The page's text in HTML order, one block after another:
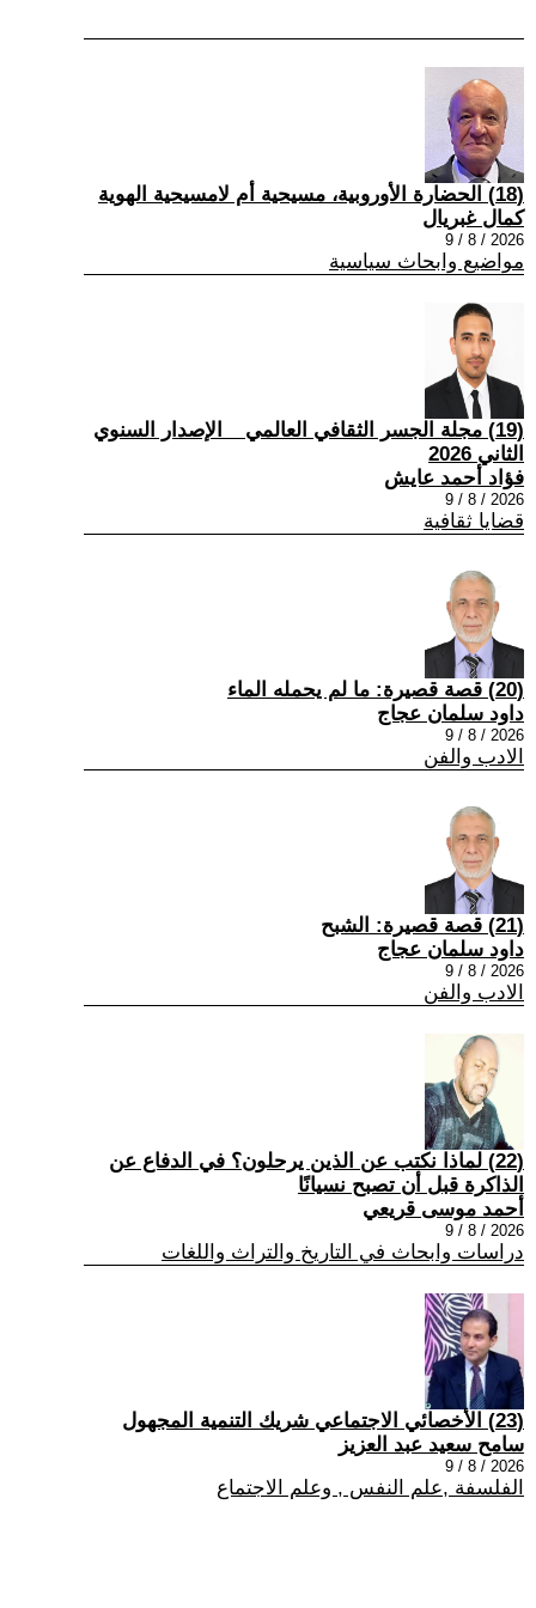
(18) الحضارة الأوروبية، مسيحية أم لامسيحية الهوية
كمال غبريال
2026 / 8 / 9
مواضيع وابحاث سياسية
(19) مجلة الجسر الثقافي العالمي _ الإصدار السنوي
الثاني 2026
فؤاد أحمد عايش
2026 / 8 / 9
قضايا ثقافية
(20) قصة قصيرة: ما لم يحمله الماء
داود سلمان عجاج
2026 / 8 / 9
الادب والفن
(21) قصة قصيرة: الشبح
داود سلمان عجاج
2026 / 8 / 9
الادب والفن
(22) لماذا نكتب عن الذين يرحلون؟ في الدفاع عن
الذاكرة قبل أن تصبح نسيانًا
أحمد موسى قريعي
2026 / 8 / 9
دراسات وابحاث في التاريخ والتراث واللغات
(23) الأخصائي الاجتماعي شريك التنمية المجهول
سامح سعيد عبد العزيز
2026 / 8 / 9
الفلسفة ,علم النفس , وعلم الاجتماع